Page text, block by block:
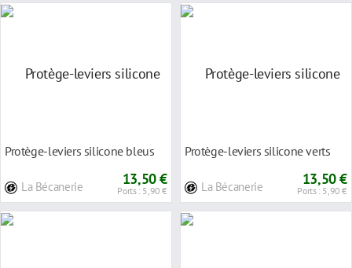
Protège-leviers silicone bleus
La Bécanerie 13,50 €
Ports : 5,90 €
Protège-leviers silicone verts
La Bécanerie 13,50 €
Ports : 5,90 €